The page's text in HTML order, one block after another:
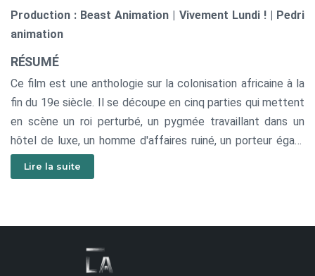
Production : Beast Animation | Vivement Lundi ! | Pedri
animation
RÉSUMÉ
Ce film est une anthologie sur la colonisation africaine à la
fin du 19e siècle. Il se découpe en cinq parties qui mettent
en scène un roi perturbé, un pygmée travaillant dans un
hôtel de luxe, un homme d'affaires ruiné, un porteur égaré
et un jeune déserteur. Le film est en stop-motion, avec des
marionnettes de feutre et de tissus.
Lire la suite